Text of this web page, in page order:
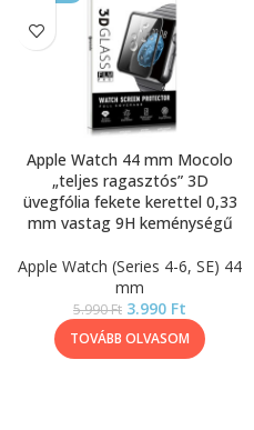
Apple Watch 44 mm Mocolo
„teljes ragasztós” 3D
üvegfólia fekete kerettel 0,33
mm vastag 9H keménységű
Apple Watch (Series 4-6, SE) 44
mm
5.990Ft 3.990 Ft
TOVÁBB OLVASOM